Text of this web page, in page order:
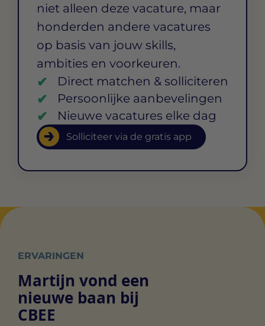
niet alleen deze vacature, maar
honderden andere vacatures
op basis van jouw skills,
ambities en voorkeuren.
Direct matchen & solliciteren
Persoonlijke aanbevelingen
Nieuwe vacatures elke dag
Solliciteer via de gratis app
ERVARINGEN
Martijn vond een
nieuwe baan bij
CBEE